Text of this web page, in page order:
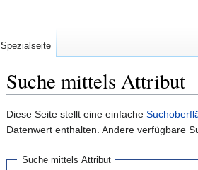
Suche mittels Attribut
Zur
Navigation
Zur
Suche
Diese Seite stellt eine einfache
Datenwert enthalten. Andere verfügbare
Suche mittels Attribut
Spezialseite